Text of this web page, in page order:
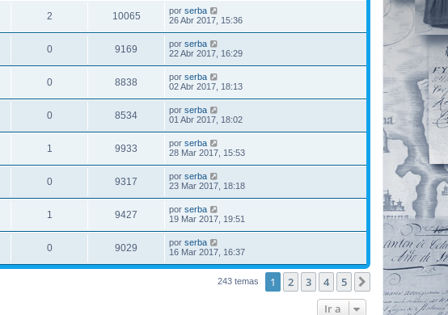
2 10065 por serba
26 Abr 2017, 15:36
0 9169 por serba
22 Abr 2017, 16:29
0 8838 por serba
02 Abr 2017, 18:13
0 8534 por serba
01 Abr 2017, 18:02
1 9933 por serba
28 Mar 2017, 15:53
0 9317 por serba
23 Mar 2017, 18:18
1 9427 por serba
19 Mar 2017, 19:51
0 9029 por serba
16 Mar 2017, 16:37
243 temas 1 2 3 4 5 Siguiente
Ir a